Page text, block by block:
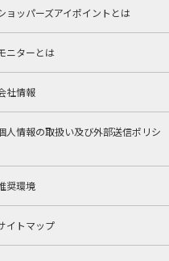
ョッパーズアイポイントとは
ニターとは
社情報
人情報の取扱い及び外部送信ポリシ
奨環境
イトマップ